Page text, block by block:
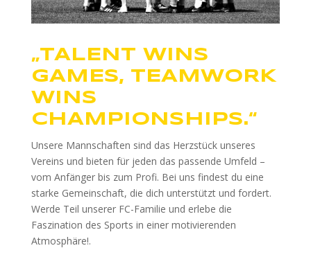
„TALENT WINS
GAMES, TEAMWORK
WINS
CHAMPIONSHIPS.“
Unsere Mannschaften sind das Herzstück unseres
Vereins und bieten für jeden das passende Umfeld –
vom Anfänger bis zum Profi. Bei uns findest du eine
starke Gemeinschaft, die dich unterstützt und fordert.
Werde Teil unserer FC-Familie und erlebe die
Faszination des Sports in einer motivierenden
Atmosphäre!.